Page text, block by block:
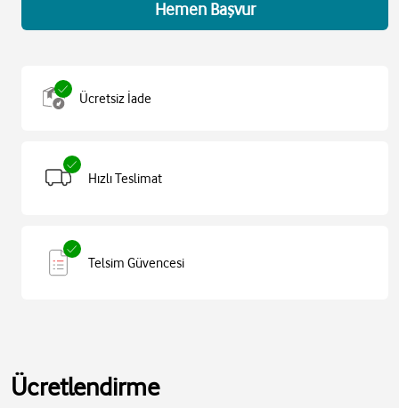
Hemen Başvur
Ücretsiz İade
Hızlı Teslimat
Telsim Güvencesi
Ücretlendirme